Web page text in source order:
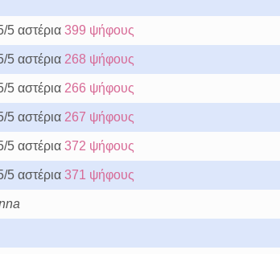
5 αστέρια 399 ψήφους
5 αστέρια 268 ψήφους
5 αστέρια 266 ψήφους
5 αστέρια 267 ψήφους
5 αστέρια 372 ψήφους
5 αστέρια 371 ψήφους